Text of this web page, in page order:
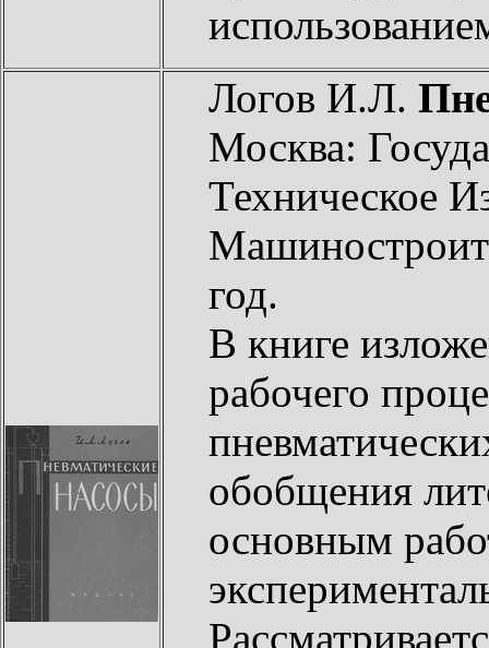
Логов И.Л.
Москва:
Техническое
год.
В книге
рабочего
обобщения
основным